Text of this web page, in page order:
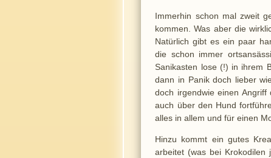
Immerhin schon mal zweit
kommen. Was aber die
Natürlich gibt es ein paar
die schon immer
Sanikasten lose (!) in ihrem
dann in Panik doch lieber
doch irgendwie einen
auch über den Hund
alles in allem und für einen
Hinzu kommt ein gutes
arbeitet (was bei Krokodilen